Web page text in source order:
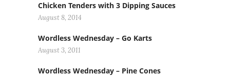
Chicken Tenders with 3 Dipping Sauces
August 8, 2014
Wordless Wednesday – Go Karts
August 3, 2011
Wordless Wednesday – Pine Cones